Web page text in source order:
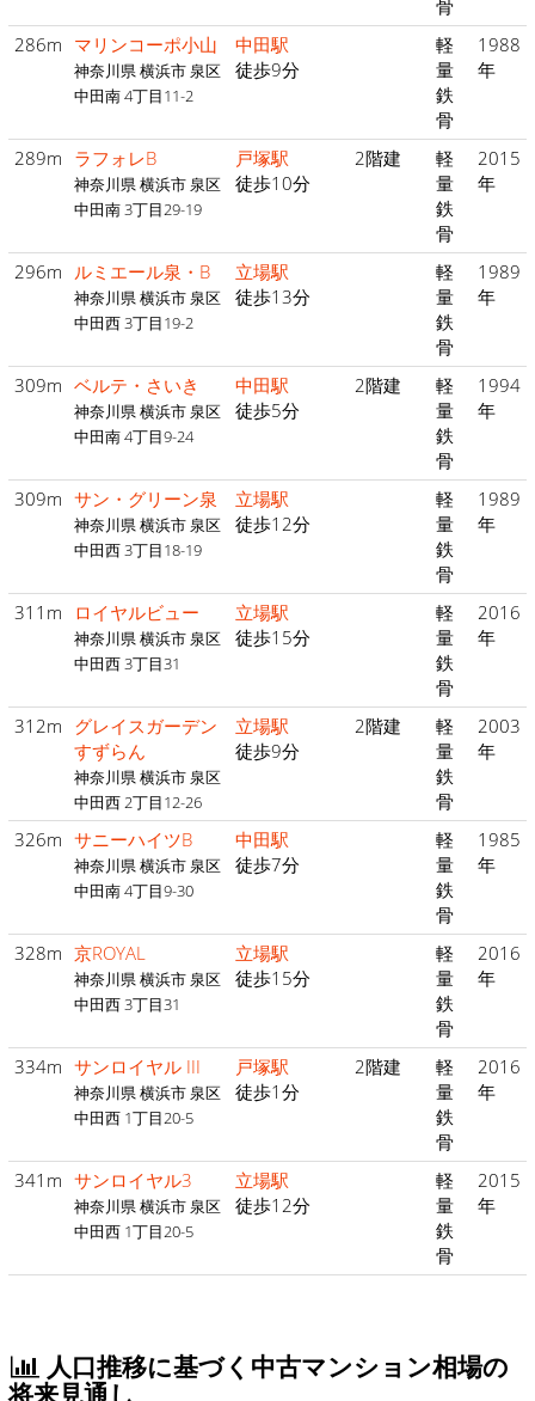
骨
286m マリンコーポ小山
神奈川県 横浜市 泉区
中田南 4丁目11-2
中田駅
徒歩9分
軽
量
鉄
骨
1988
年
289m ラフォレB
神奈川県 横浜市 泉区
中田南 3丁目29-19
戸塚駅
徒歩10分
2階建
軽
量
鉄
骨
2015
年
296m ルミエール泉・B
神奈川県 横浜市 泉区
中田西 3丁目19-2
立場駅
徒歩13分
軽
量
鉄
骨
1989
年
309m ベルテ・さいき
神奈川県 横浜市 泉区
中田南 4丁目9-24
中田駅
徒歩5分
2階建
軽
量
鉄
骨
1994
年
309m サン・グリーン泉
神奈川県 横浜市 泉区
中田西 3丁目18-19
立場駅
徒歩12分
軽
量
鉄
骨
1989
年
311m ロイヤルビュー
神奈川県 横浜市 泉区
中田西 3丁目31
立場駅
徒歩15分
軽
量
鉄
骨
2016
年
312m グレイスガーデン
すずらん
神奈川県 横浜市 泉区
中田西 2丁目12-26
立場駅
徒歩9分
2階建
軽
量
鉄
骨
2003
年
326m サニーハイツB
神奈川県 横浜市 泉区
中田南 4丁目9-30
中田駅
徒歩7分
軽
量
鉄
骨
1985
年
328m 京ROYAL
神奈川県 横浜市 泉区
中田西 3丁目31
立場駅
徒歩15分
軽
量
鉄
骨
2016
年
334m サンロイヤル III
神奈川県 横浜市 泉区
中田西 1丁目20-5
戸塚駅
徒歩1分
2階建
軽
量
鉄
骨
2016
年
341m サンロイヤル3
神奈川県 横浜市 泉区
中田西 1丁目20-5
立場駅
徒歩12分
軽
量
鉄
骨
2015
年
人口推移に基づく中古マンション相場の